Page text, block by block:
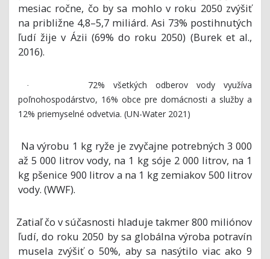
mesiac ročne, čo by sa mohlo v roku 2050 zvýšiť
na približne 4,8–5,7 miliárd. Asi 73% postihnutých
ľudí žije v Ázii (69% do roku 2050) (Burek et al.,
2016).
·
72% všetkých odberov vody využíva
poľnohospodárstvo, 16% obce pre domácnosti a služby a
12% priemyselné odvetvia. (UN-Water 2021)
Na výrobu 1 kg ryže je zvyčajne potrebných 3 000
až 5 000 litrov vody, na 1 kg sóje 2 000 litrov, na 1
kg pšenice 900 litrov a na 1 kg zemiakov 500 litrov
vody. (WWF).
Zatiaľ čo v súčasnosti hladuje takmer 800 miliónov
ľudí, do roku 2050 by sa globálna výroba potravín
musela zvýšiť o 50%, aby sa nasýtilo viac ako 9